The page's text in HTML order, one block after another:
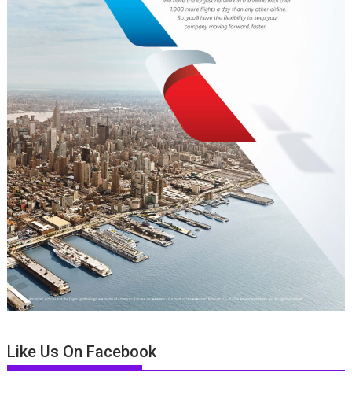
Like Us On Facebook